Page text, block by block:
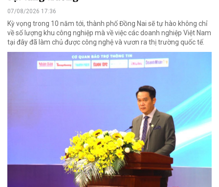
07/08/2026 17:36
Kỳ vọng trong 10 năm tới, thành phố Đồng Nai sẽ tự hào không chỉ
về số lượng khu công nghiệp mà về việc các doanh nghiệp Việt Nam
tại đây đã làm chủ được công nghệ và vươn ra thị trường quốc tế.